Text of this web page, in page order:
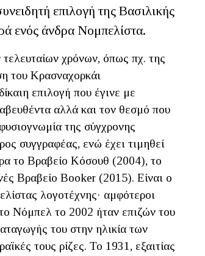
επιλογή της Βασιλικής
ενός άνδρα Νομπελίστα.
χρόνων, όπως πχ. της
του Κρασναχορκάι
επιλογή που έγινε με
αλλά και τον θεσμό που
της σύγχρονης
συγγραφέας, ενώ έχει τιμηθεί
το Βραβείο Κόσουθ (2004), το
Βραβείο Booker (2015). Είναι ο
λογοτέχνης· αμφότεροι
Νόμπελ το 2002 ήταν επιζών του
του στην ηλικία των
τους ρίζες. Το 1931, εξαιτίας